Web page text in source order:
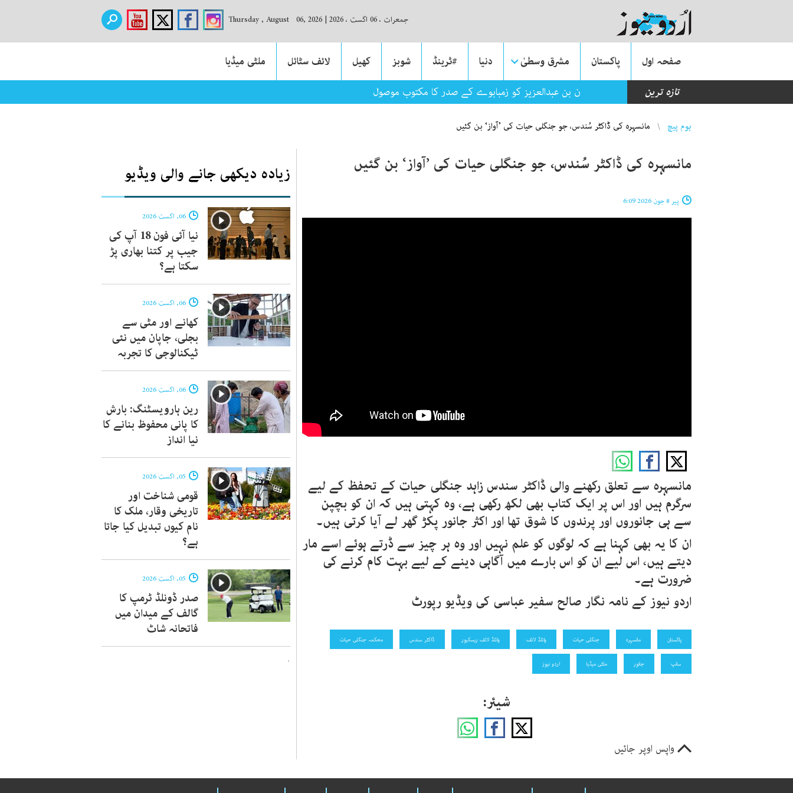
جمعرات ، 06 اگست ، 2026 |
Thursday , August 06, 2026
صفحہ اول پاکستان مشرق وسطیٰ دنیا #ٹرینڈ شوبز کھیل لائف سٹائل
ملٹی میڈیا
تازہ ترین
شاہ سلمان بن عبدالعزیز کو زمبابوے کے صدر کا مکتوب موصول
You are here
ہوم پیچ مانسہرہ کی ڈاکٹر سُندس، جو جنگلی حیات کی ’آواز‘ بن گئیں
مانسہرہ کی ڈاکٹر سُندس، جو جنگلی حیات کی ’آواز‘ بن گئیں
پیر 8 جون 2026 6:09
مانسہرہ سے تعلق رکھنے والی ڈاکٹر سندس زاہد جنگلی حیات کے تحفظ کے لیے
سرگرم ہیں اور اس پر ایک کتاب بھی لکھ رکھی ہے، وہ کہتی ہیں کہ ان کو بچپن
سے ہی جانوروں اور پرندوں کا شوق تھا اور اکثر جانور پکڑ گھر لے آیا کرتی ہیں۔
ان کا یہ بھی کہنا ہے کہ لوگوں کو علم نہیں اور وہ ہر چیز سے ڈرتے ہوئے اسے مار
دیتے ہیں، اس لیے ان کو اس بارے میں آگاہی دینے کے لیے بہت کام کرنے کی
ضرورت ہے۔
اردو نیوز کے نامہ نگار صالح سفیر عباسی کی ویڈیو رپورٹ
پاکستان مانسہرہ جنگلی حیات وائلڈ لائف وائلڈ لائف ریسکیور ڈاکٹر سندس محکمہ جنگلی حیات
سانپ جانور ملٹی میڈیا اردو نیوز
شیئر:
واپس اوپر جائیں
زیادہ دیکھی جانے والی ویڈیو
06, اگست 2026
نیا آئی فون 18 آپ کی
جیب پر کتنا بھاری پڑ
سکتا ہے؟
06, اگست 2026
کھانے اور مٹی سے
بجلی، جاپان میں نئی
ٹیکنالوجی کا تجربہ
06, اگست 2026
رین ہارویسٹنگ: بارش
کا پانی محفوظ بنانے کا
نیا انداز
05, اگست 2026
قومی شناخت اور
تاریخی وقار، ملک کا
نام کیوں تبدیل کیا جاتا
ہے؟
05, اگست 2026
صدر ڈونلڈ ٹرمپ کا
گالف کے میدان میں
فاتحانہ شاٹ
`